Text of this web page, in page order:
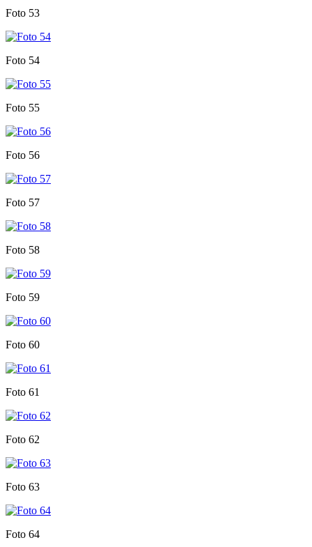
Foto 53
Foto 54
Foto 55
Foto 56
Foto 57
Foto 58
Foto 59
Foto 60
Foto 61
Foto 62
Foto 63
Foto 64